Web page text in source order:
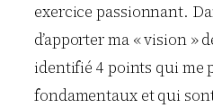
exercice passionnant.
d’apporter ma « vision »
identifié 4 points qui me
fondamentaux et qui